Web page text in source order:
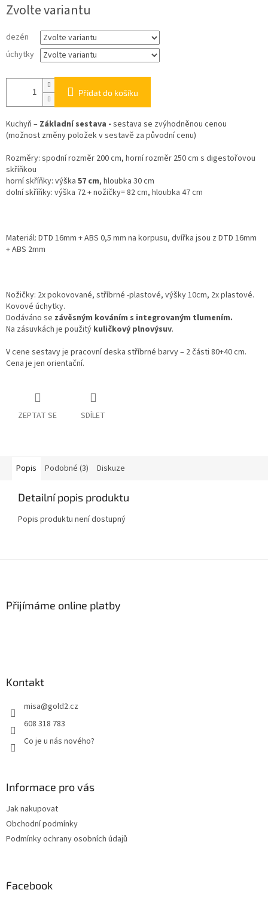
cena:
Zvolte variantu
dezén
úchytky
Přidat do košíku
Kuchyň – Základní sestava - sestava se zvýhodněnou cenou
(možnost změny položek v sestavě za původní cenu)
Rozměry: spodní rozměr 200 cm, horní rozměr 250 cm s digestořovou
skříňkou
horní skříňky: výška 57 cm, hloubka 30 cm
dolní skříňky: výška 72 + nožičky= 82 cm, hloubka 47 cm
Materiál: DTD 16mm + ABS 0,5 mm na korpusu, dvířka jsou z DTD 16mm
+ ABS 2mm
Nožičky: 2x pokovované, stříbrné -plastové, výšky 10cm, 2x plastové.
Kovové úchytky.
Dodáváno se závěsným kováním s integrovaným tlumením.
Na zásuvkách je použitý kuličkový plnovýsuv.
V cene sestavy je pracovní deska stříbrné barvy – 2 části 80+40 cm.
Cena je jen orientační.
ZEPTAT SE SDÍLET
Popis Podobné (3) Diskuze
Detailní popis produktu
Popis produktu není dostupný
Přijímáme online platby
Kontakt
misa@gold2.cz
608 318 783
Co je u nás nového?
Informace pro vás
Jak nakupovat
Obchodní podmínky
Podmínky ochrany osobních údajů
Facebook